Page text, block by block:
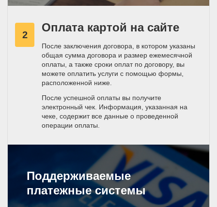
2
Оплата картой на сайте
После заключения договора, в котором указаны
общая сумма договора и размер ежемесячной
оплаты, а также сроки оплат по договору, вы
можете оплатить услуги с помощью формы,
расположенной ниже.
После успешной оплаты вы получите
электронный чек. Информация, указанная на
чеке, содержит все данные о проведенной
операции оплаты.
Поддерживаемые
платежные системы